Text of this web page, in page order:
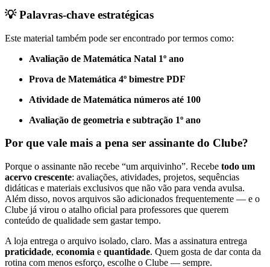
💡Palavras-chave estratégicas
Este material também pode ser encontrado por termos como:
Avaliação de Matemática Natal 1º ano
Prova de Matemática 4º bimestre PDF
Atividade de Matemática números até 100
Avaliação de geometria e subtração 1º ano
Por que vale mais a pena ser assinante do Clube?
Porque o assinante não recebe “um arquivinho”. Recebe todo um
acervo crescente: avaliações, atividades, projetos, sequências
didáticas e materiais exclusivos que não vão para venda avulsa.
Além disso, novos arquivos são adicionados frequentemente — e o
Clube já virou o atalho oficial para professores que querem
conteúdo de qualidade sem gastar tempo.
A loja entrega o arquivo isolado, claro. Mas a assinatura entrega
praticidade, economia e quantidade. Quem gosta de dar conta da
rotina com menos esforço, escolhe o Clube — sempre.